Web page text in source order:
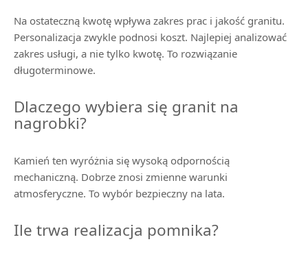
Na ostateczną kwotę wpływa zakres prac i jakość granitu.
Personalizacja zwykle podnosi koszt. Najlepiej analizować
zakres usługi, a nie tylko kwotę. To rozwiązanie
długoterminowe.
Dlaczego wybiera się granit na
nagrobki?
Kamień ten wyróżnia się wysoką odpornością
mechaniczną. Dobrze znosi zmienne warunki
atmosferyczne. To wybór bezpieczny na lata.
Ile trwa realizacja pomnika?